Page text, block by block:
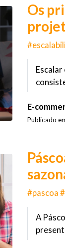
Os
E-
Publicado
#pascoa
A